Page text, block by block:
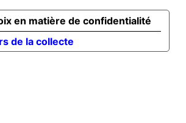
de la collecte
en matière de confidentialité